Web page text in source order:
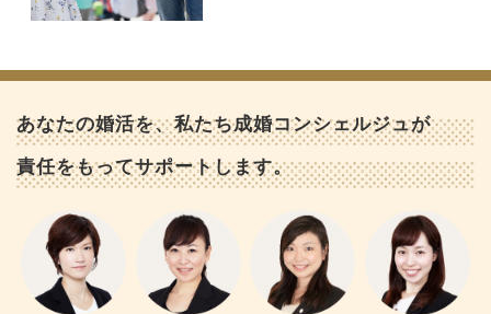
あなたの婚活を、私たち成婚コンシェルジュが
責任をもってサポートします。